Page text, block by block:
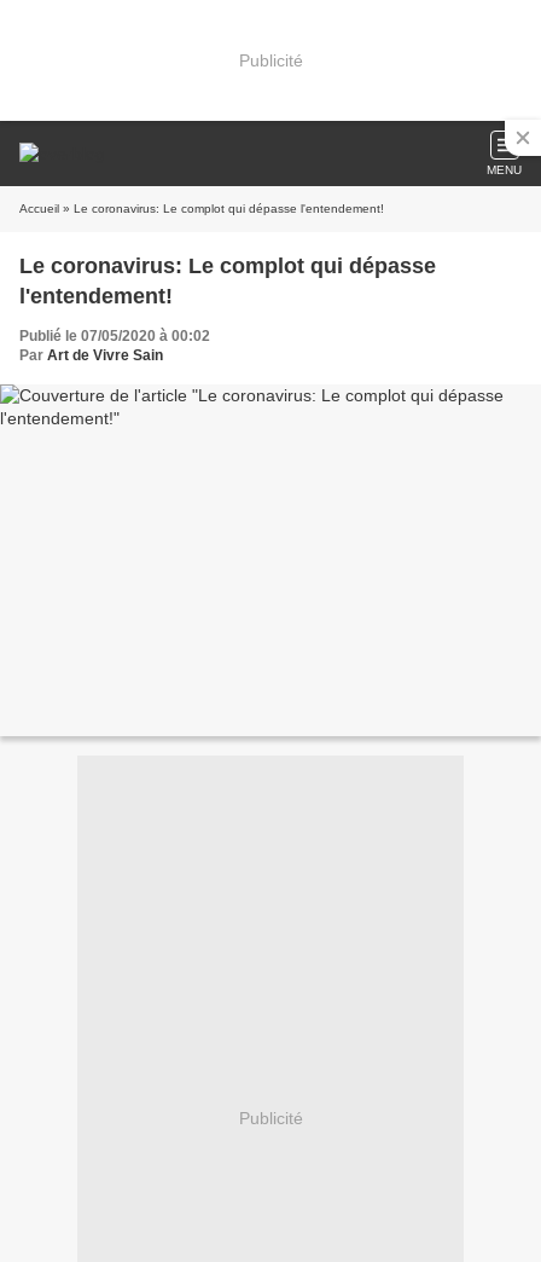
Publicité
MENU
Accueil » Le coronavirus: Le complot qui dépasse l'entendement!
Le coronavirus: Le complot qui dépasse
l'entendement!
Publié le 07/05/2020 à 00:02
Par Art de Vivre Sain
Publicité